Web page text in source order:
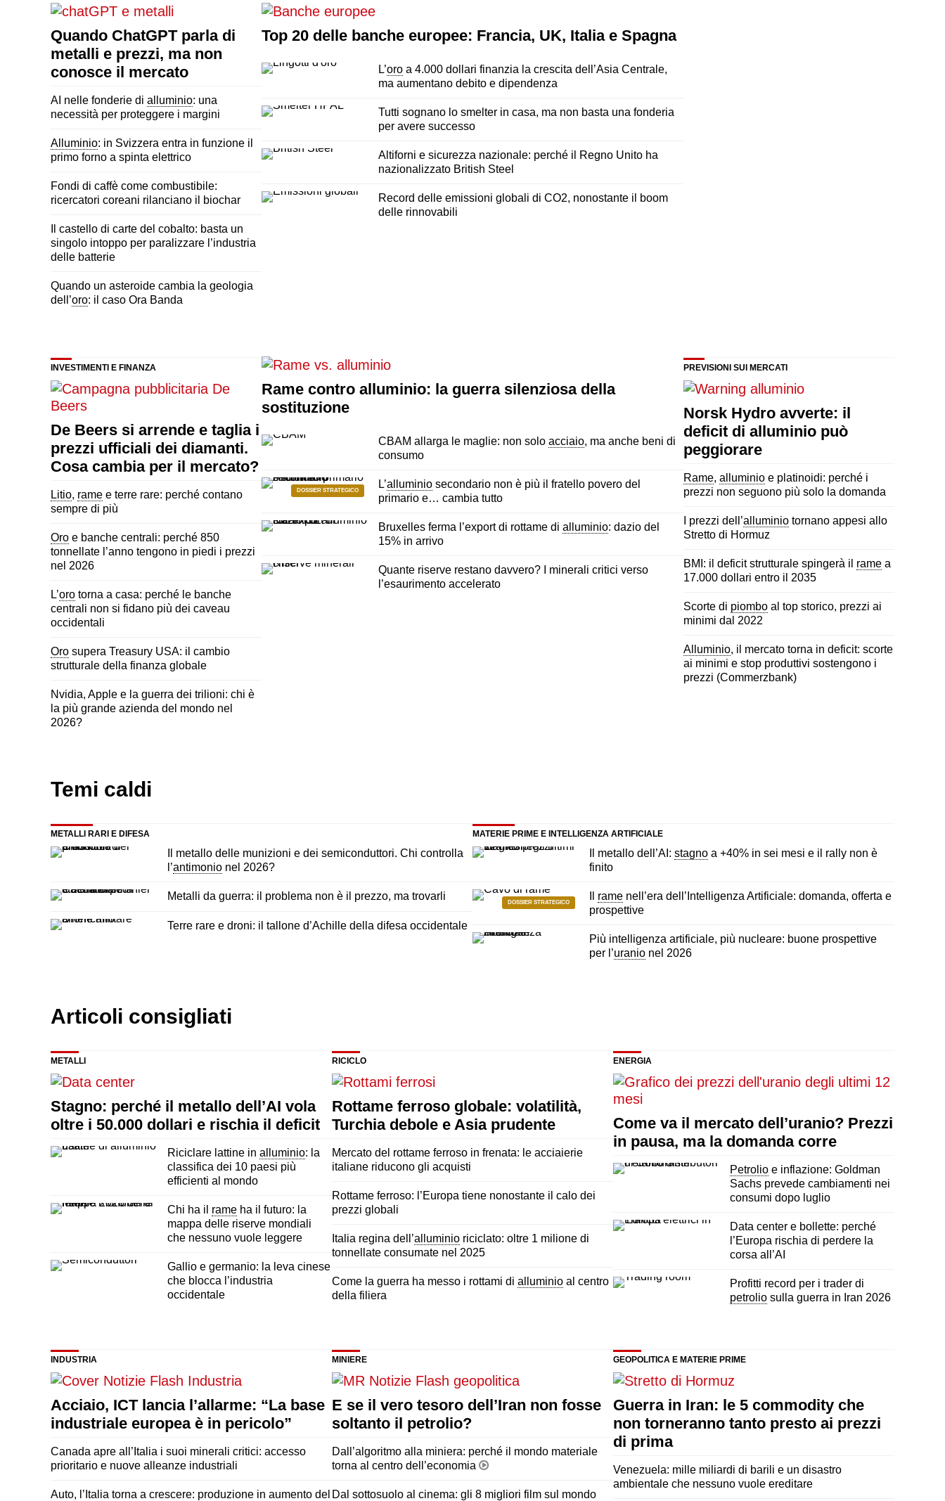
Quando ChatGPT parla di
metalli e prezzi, ma non
conosce il mercato
AI nelle fonderie di alluminio: una
necessità per proteggere i margini
Alluminio: in Svizzera entra in funzione il
primo forno a spinta elettrico
Fondi di caffè come combustibile:
ricercatori coreani rilanciano il biochar
Il castello di carte del cobalto: basta un
singolo intoppo per paralizzare l’industria
delle batterie
Quando un asteroide cambia la geologia
dell’oro: il caso Ora Banda
Top 20 delle banche europee: Francia, UK, Italia e Spagna
L’oro a 4.000 dollari finanzia la crescita dell’Asia Centrale,
ma aumentano debito e dipendenza
Tutti sognano lo smelter in casa, ma non basta una fonderia
per avere successo
Altiforni e sicurezza nazionale: perché il Regno Unito ha
nazionalizzato British Steel
Record delle emissioni globali di CO2, nonostante il boom
delle rinnovabili
INVESTIMENTI E FINANZA
De Beers si arrende e taglia i
prezzi ufficiali dei diamanti.
Cosa cambia per il mercato?
Litio, rame e terre rare: perché contano
sempre di più
Oro e banche centrali: perché 850
tonnellate l’anno tengono in piedi i prezzi
nel 2026
L’oro torna a casa: perché le banche
centrali non si fidano più dei caveau
occidentali
Oro supera Treasury USA: il cambio
strutturale della finanza globale
Nvidia, Apple e la guerra dei trilioni: chi è
la più grande azienda del mondo nel
2026?
Rame contro alluminio: la guerra silenziosa della
sostituzione
CBAM allarga le maglie: non solo acciaio, ma anche beni di
consumo
DOSSIER STRATEGICO
L’alluminio secondario non è più il fratello povero del
primario e… cambia tutto
Bruxelles ferma l’export di rottame di alluminio: dazio del
15% in arrivo
Quante riserve restano davvero? I minerali critici verso
l’esaurimento accelerato
PREVISIONI SUI MERCATI
Norsk Hydro avverte: il
deficit di alluminio può
peggiorare
Rame, alluminio e platinoidi: perché i
prezzi non seguono più solo la domanda
I prezzi dell’alluminio tornano appesi allo
Stretto di Hormuz
BMI: il deficit strutturale spingerà il rame a
17.000 dollari entro il 2035
Scorte di piombo al top storico, prezzi ai
minimi dal 2022
Alluminio, il mercato torna in deficit: scorte
ai minimi e stop produttivi sostengono i
prezzi (Commerzbank)
Temi caldi
METALLI RARI E DIFESA
Il metallo delle munizioni e dei semiconduttori. Chi controlla
l’antimonio nel 2026?
Metalli da guerra: il problema non è il prezzo, ma trovarli
Terre rare e droni: il tallone d’Achille della difesa occidentale
MATERIE PRIME E INTELLIGENZA ARTIFICIALE
Il metallo dell’AI: stagno a +40% in sei mesi e il rally non è
finito
DOSSIER STRATEGICO
rame nell’era dell’Intelligenza Artificiale: domanda, offerta e
prospettive
Più intelligenza artificiale, più nucleare: buone prospettive
per l’uranio nel 2026
Articoli consigliati
METALLI
Stagno: perché il metallo dell’AI vola
oltre i 50.000 dollari e rischia il deficit
Riciclare lattine in alluminio: la
classifica dei 10 paesi più
efficienti al mondo
Chi ha il rame ha il futuro: la
mappa delle riserve mondiali
che nessuno vuole leggere
Gallio e germanio: la leva cinese
che blocca l’industria
occidentale
RICICLO
Rottame ferroso globale: volatilità,
Turchia debole e Asia prudente
Mercato del rottame ferroso in frenata: le acciaierie
italiane riducono gli acquisti
Rottame ferroso: l’Europa tiene nonostante il calo dei
prezzi globali
Italia regina dell’alluminio riciclato: oltre 1 milione di
tonnellate consumate nel 2025
Come la guerra ha messo i rottami di alluminio al centro
della filiera
ENERGIA
Come va il mercato dell’uranio? Prezzi
in pausa, ma la domanda corre
Petrolio e inflazione: Goldman
Sachs prevede cambiamenti nei
consumi dopo luglio
Data center e bollette: perché
l’Europa rischia di perdere la
corsa all’AI
Profitti record per i trader di
petrolio sulla guerra in Iran 2026
INDUSTRIA
Acciaio, ICT lancia l’allarme: “La base
industriale europea è in pericolo”
Canada apre all’Italia i suoi minerali critici: accesso
prioritario e nuove alleanze industriali
Auto, l’Italia torna a crescere: produzione in aumento del
MINIERE
E se il vero tesoro dell’Iran non fosse
soltanto il petrolio?
Dall’algoritmo alla miniera: perché il mondo materiale
torna al centro dell’economia
Dal sottosuolo al cinema: gli 8 migliori film sul mondo
GEOPOLITICA E MATERIE PRIME
Guerra in Iran: le 5 commodity che
non torneranno tanto presto ai prezzi
di prima
Venezuela: mille miliardi di barili e un disastro
ambientale che nessuno vuole ereditare